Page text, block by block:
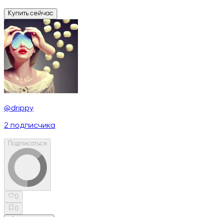
Купить сейчас
@drippy
2 подписчика
Подписаться
0
0